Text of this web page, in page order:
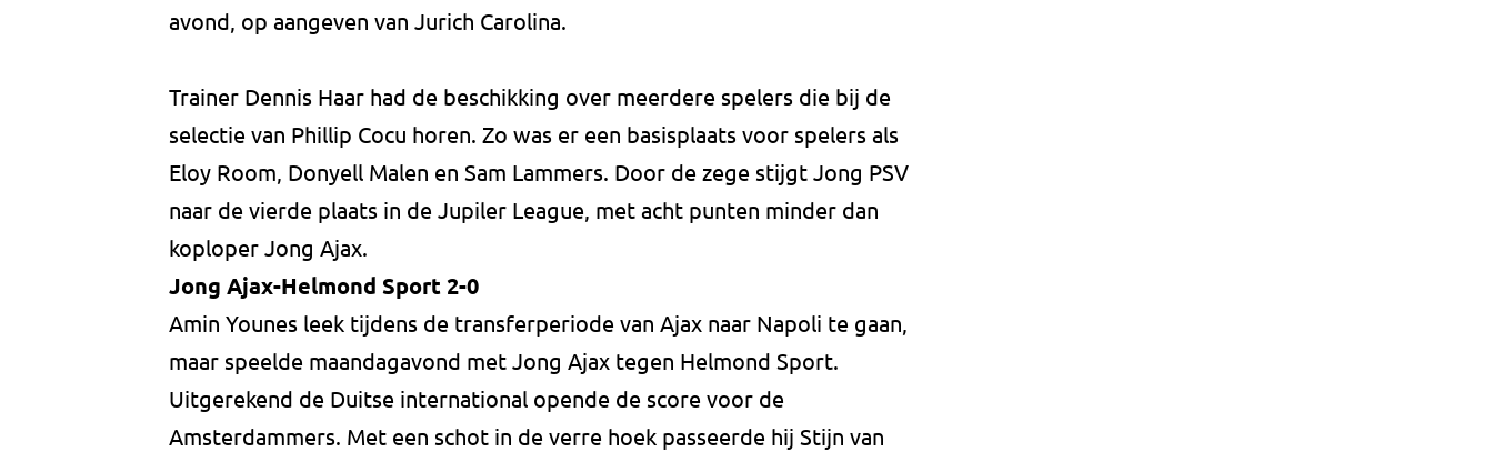
avond, op aangeven van Jurich Carolina.
Trainer Dennis Haar had de beschikking over meerdere spelers die bij de
selectie van Phillip Cocu horen. Zo was er een basisplaats voor spelers als
Eloy Room, Donyell Malen en Sam Lammers. Door de zege stijgt Jong PSV
naar de vierde plaats in de Jupiler League, met acht punten minder dan
koploper Jong Ajax.
Jong Ajax-Helmond Sport 2-0
Amin Younes leek tijdens de transferperiode van Ajax naar Napoli te gaan,
maar speelde maandagavond met Jong Ajax tegen Helmond Sport.
Uitgerekend de Duitse international opende de score voor de
Amsterdammers. Met een schot in de verre hoek passeerde hij Stijn van